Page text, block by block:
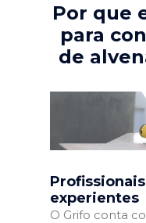
Por que
para
de
experientes
O Grifo conta